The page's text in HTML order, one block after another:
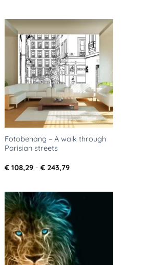
Toevoegen
aan
verlanglijst
Fotobehang – A walk through
Parisian streets
€108,29 - €243,79Prijsklasse: